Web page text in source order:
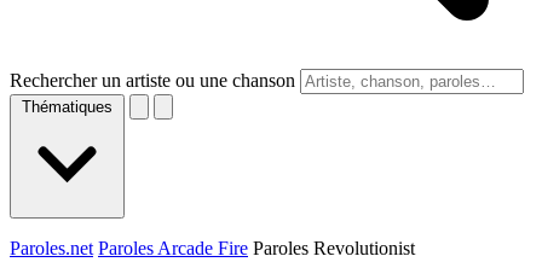
Rechercher un artiste ou une chanson
Thématiques
Paroles.net Paroles Arcade Fire Paroles Revolutionist